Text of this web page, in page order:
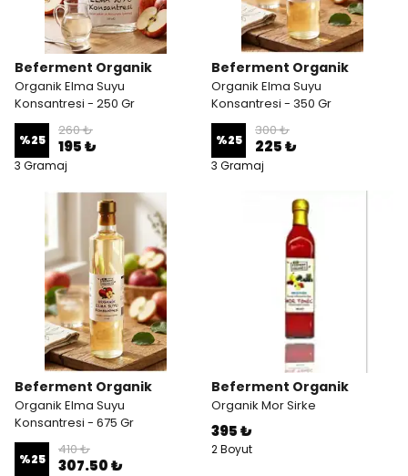
Beferment Organik
Organik Elma Suyu
Konsantresi - 250 Gr
%25
260 ₺
195 ₺
3 Gramaj
Beferment Organik
Organik Elma Suyu
Konsantresi - 350 Gr
%25
300 ₺
225 ₺
3 Gramaj
Beferment Organik
Organik Elma Suyu
Konsantresi - 675 Gr
%25
410 ₺
307.50 ₺
Beferment Organik
Organik Mor Sirke
395 ₺
2 Boyut